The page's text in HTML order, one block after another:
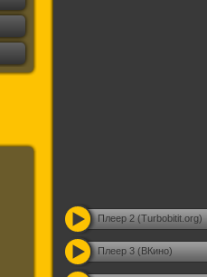
Плеер 2 (Turbobitit.org)
Плеер 3 (ВКино)